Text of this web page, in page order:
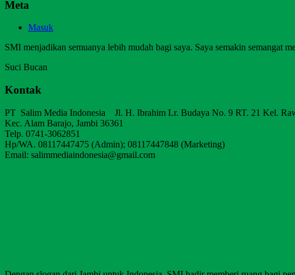
Meta
Masuk
SMI menjadikan semuanya lebih mudah bagi saya. Saya semakin semangat
Suci Bucan
Kontak
PT Salim Media Indonesia Jl. H. Ibrahim Lr. Budaya No. 9 RT. 21 Kel.
Kec. Alam Barajo, Jambi 36361
Telp. 0741-3062851
Hp/WA. 08117447475 (Admin); 08117447848 (Marketing)
Email: salimmediaindonesia@gmail.com